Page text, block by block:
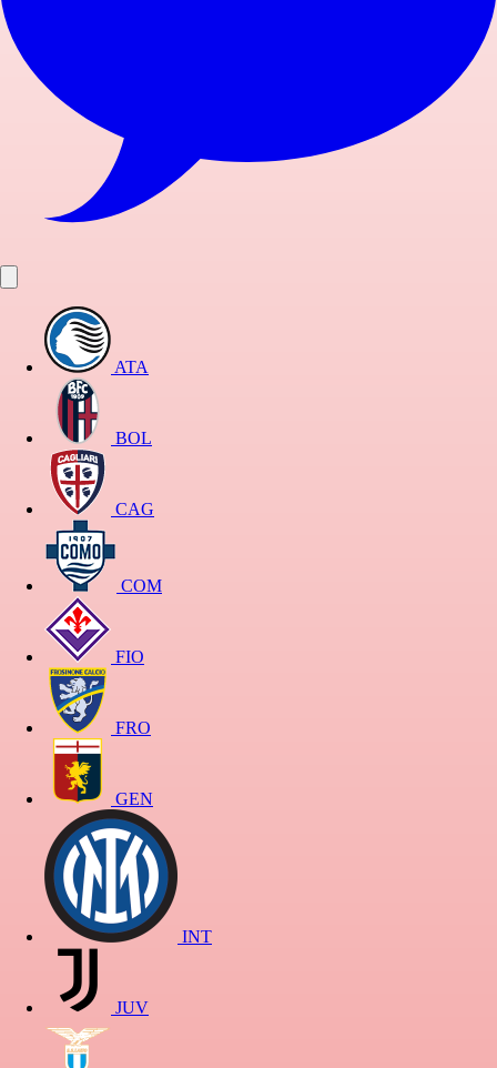
ATA
BOL
CAG
COM
FIO
FRO
GEN
INT
JUV